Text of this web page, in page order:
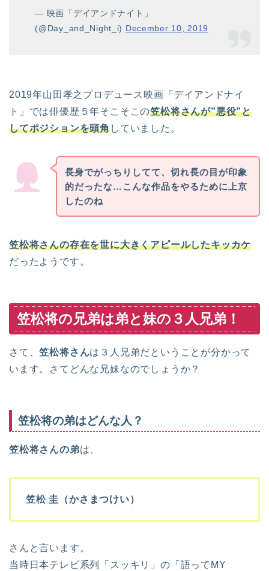
— 映画「デイアンドナイト」
(@Day_and_Night_i) December 10, 2019
2019年山田孝之プロデュース映画「デイアンドナイ
ト」では俳優歴５年そこそこの笠松将さんが”悪役”と
してポジションを頭角していました。
長身でがっちりしてて、切れ長の目が印象
的だったな…こんな作品をやるために上京
したのね
笠松将さんの存在を世に大きくアピールしたキッカケ
だったようです。
笠松将の兄弟は弟と妹の３人兄弟！
さて、笠松将さんは３人兄弟だということが分かって
います。さてどんな兄妹なのでしょうか？
笠松将の弟はどんな人？
笠松将さんの弟は、
笠松 圭（かさまつけい）
さんと言います。
当時日本テレビ系列「スッキリ」の「語ってMY